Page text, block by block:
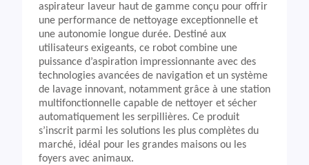
aspirateur laveur haut de gamme conçu pour offrir
une performance de nettoyage exceptionnelle et
une autonomie longue durée. Destiné aux
utilisateurs exigeants, ce robot combine une
puissance d’aspiration impressionnante avec des
technologies avancées de navigation et un système
de lavage innovant, notamment grâce à une station
multifonctionnelle capable de nettoyer et sécher
automatiquement les serpillières. Ce produit
s’inscrit parmi les solutions les plus complètes du
marché, idéal pour les grandes maisons ou les
foyers avec animaux.